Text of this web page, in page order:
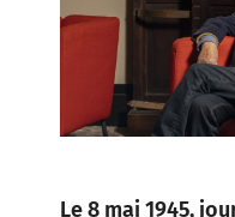
Le 8 mai 1945,